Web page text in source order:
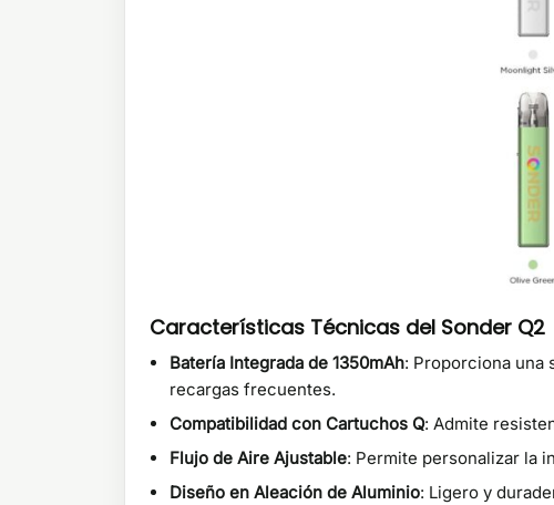
Características Técnicas del Sonder Q2
Batería Integrada de 1350mAh: Proporciona una
recargas frecuentes.
Compatibilidad con Cartuchos Q: Admite
Flujo de Aire Ajustable: Permite personalizar la
Diseño en Aleación de Aluminio: Ligero y